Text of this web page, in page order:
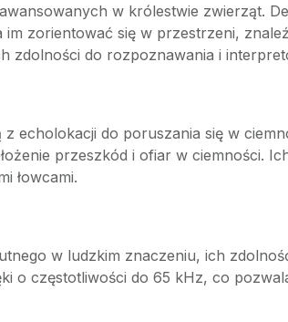
w królestwie zwierząt.
zorientować się w przestrzeni,
zdolności do rozpoznawania i
echolokacji do poruszania się w
przeszkód i ofiar w ciemności.
łowcami.
w ludzkim znaczeniu, ich
o częstotliwości do 65 kHz, co